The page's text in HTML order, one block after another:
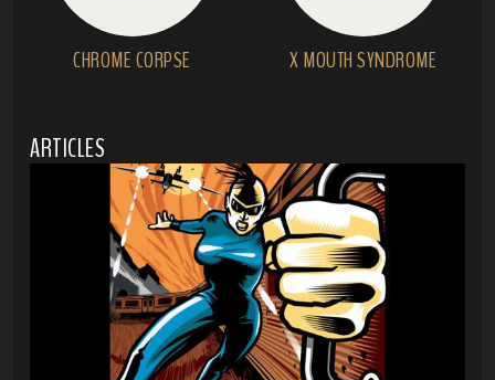
CHROME CORPSE X MOUTH SYNDROME
ARTICLES